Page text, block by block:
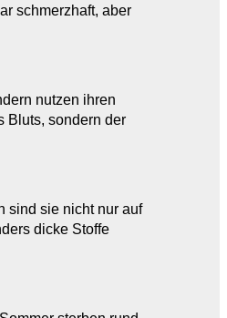
schmerzhaft, aber
nutzen ihren
Bluts, sondern der
sind sie nicht nur auf
dicke Stoffe